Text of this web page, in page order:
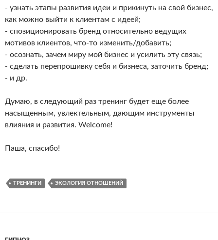
- узнать этапы развития идеи и прикинуть на свой бизнес,
как можно выйти к клиентам с идеей;
- спозиционировать бренд относительно ведущих
мотивов клиентов, что-то изменить/добавить;
- осознать, зачем миру мой бизнес и усилить эту связь;
- сделать перепрошивку себя и бизнеса, заточить бренд;
- и др.
Думаю, в следующий раз тренинг будет еще более
насыщенным, увлектельным, дающим инструменты
влияния и развития. Welcome!
Паша, спасибо!
ТРЕНИНГИ ЭКОЛОГИЯ ОТНОШЕНИЙ